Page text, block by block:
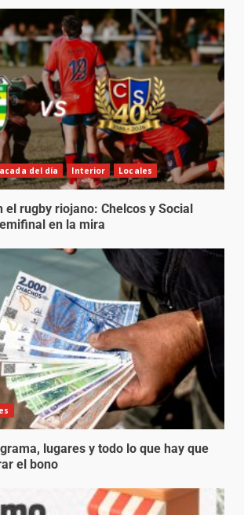
del día Interior Locales
el rugby riojano: Chelcos y Social
en la mira
lugares y todo lo que hay que
el bono